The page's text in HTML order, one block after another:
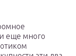
еще много